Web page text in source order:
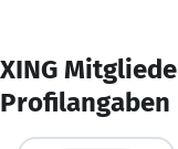
XING
Profilangaben